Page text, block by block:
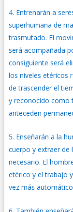
Entrenarán a
superhumana de
trasmutado. El
será acompañada
consiguiente será
los niveles etéricos
de trascender el
y reconocido como
anteceden
Enseñarán a la
cuerpo y extraer de
necesario. El
etérico y el trabajo
vez más